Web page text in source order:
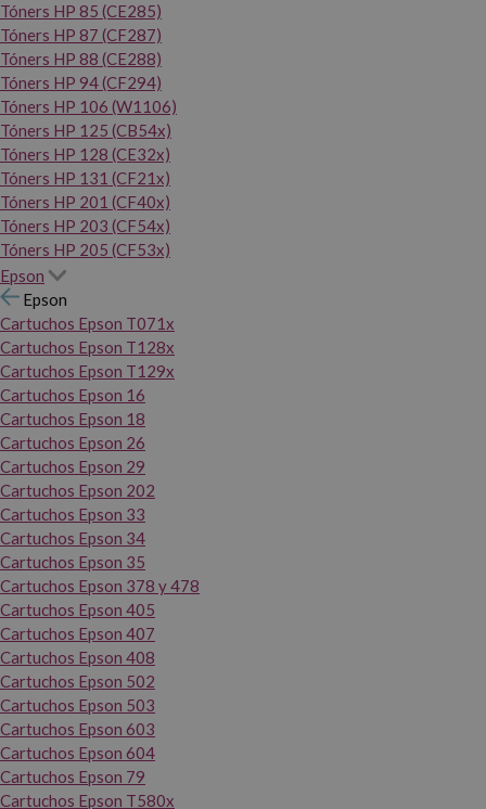
Tóners HP 85 (CE285)
Tóners HP 87 (CF287)
Tóners HP 88 (CE288)
Tóners HP 94 (CF294)
Tóners HP 106 (W1106)
Tóners HP 125 (CB54x)
Tóners HP 128 (CE32x)
Tóners HP 131 (CF21x)
Tóners HP 201 (CF40x)
Tóners HP 203 (CF54x)
Tóners HP 205 (CF53x)
Epson
Epson
Cartuchos Epson T071x
Cartuchos Epson T128x
Cartuchos Epson T129x
Cartuchos Epson 16
Cartuchos Epson 18
Cartuchos Epson 26
Cartuchos Epson 29
Cartuchos Epson 202
Cartuchos Epson 33
Cartuchos Epson 34
Cartuchos Epson 35
Cartuchos Epson 378 y 478
Cartuchos Epson 405
Cartuchos Epson 407
Cartuchos Epson 408
Cartuchos Epson 502
Cartuchos Epson 503
Cartuchos Epson 603
Cartuchos Epson 604
Cartuchos Epson 79
Cartuchos Epson T580x